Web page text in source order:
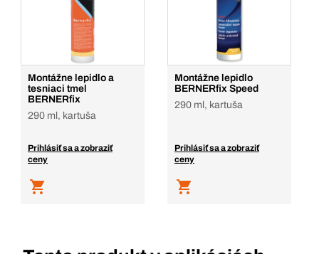
Montážne lepidlo a
tesniaci tmel
BERNERfix
290 ml, kartuša
Prihlásiť sa a zobraziť
ceny
Montážne lepidlo
BERNERfix Speed
290 ml, kartuša
Prihlásiť sa a zobraziť
ceny